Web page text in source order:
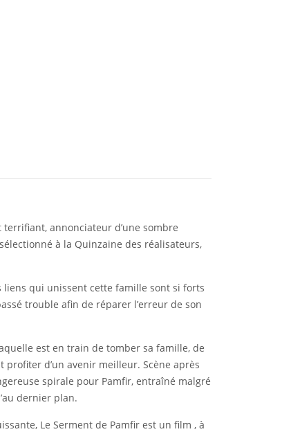
annonciateur d’une sombre
à la Quinzaine des réalisateurs,
liens qui unissent cette famille sont si forts
trouble afin de réparer l’erreur de son
est en train de tomber sa famille, de
d’un avenir meilleur. Scène après
spirale pour Pamfir, entraîné malgré
dernier plan.
Le Serment de Pamfir est un film , à